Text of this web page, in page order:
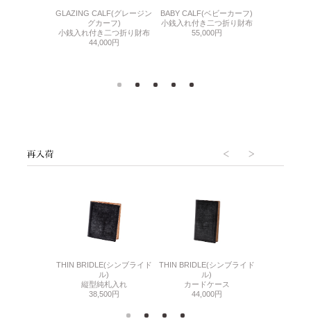
GLAZING CALF(グレージン
グカーフ)
小銭入れ付き二つ折り財布
44,000円
BABY CALF(ベビーカーフ)
小銭入れ付き二つ折り財布
55,000円
THIN BRIDLE(シンブライド
ル)
縦型純札入れ
38,500円
THIN BRIDLE(シンブライド
ル)
カードケース
44,000円